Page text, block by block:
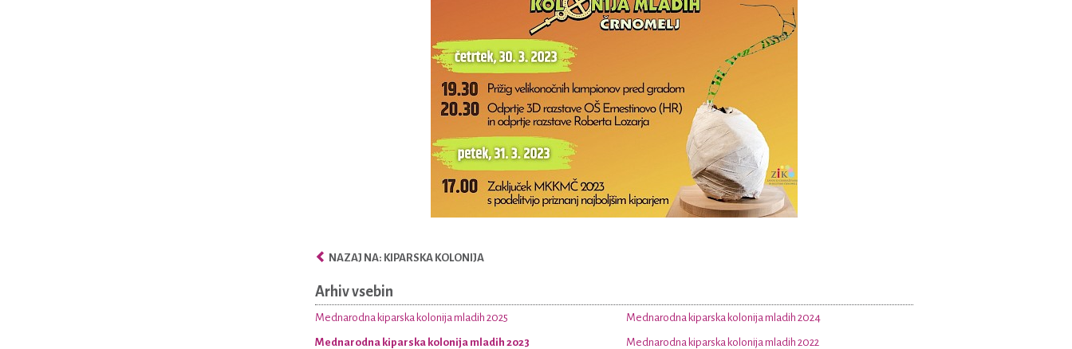
NAZAJ NA: KIPARSKA KOLONIJA
Arhiv vsebin
Mednarodna kiparska kolonija mladih 2025 Mednarodna kiparska kolonija mladih 2024
Mednarodna kiparska kolonija mladih 2023 Mednarodna kiparska kolonija mladih 2022